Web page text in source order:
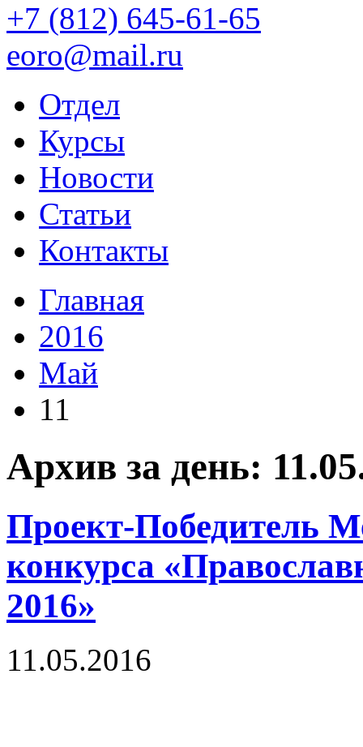
+7 (812) 645-61-65
eoro@mail.ru
Отдел
Курсы
Новости
Статьи
Контакты
Главная
2016
Май
11
Архив за день:
Проект-Победитель
конкурса
2016»
11.05.2016